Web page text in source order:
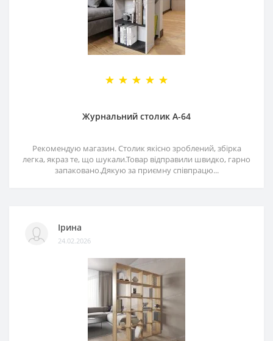
Журнальний столик А-64
Рекомендую магазин. Столик якісно зроблений, збірка
легка, якраз те, що шукали.Товар відправили швидко, гарно
запаковано.Дякую за приємну співпрацю...
Ірина
24.02.2026